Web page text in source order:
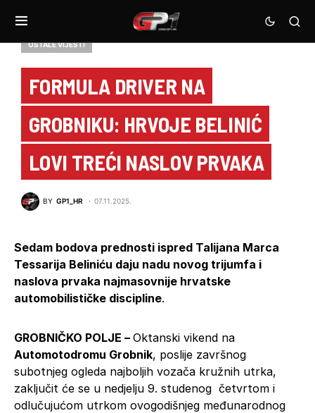
OSTALE VIJESTI
FORMULA DRIVER NA
GROBNIKU: HRVOJE BELINIĆ
LOVI TREĆI NASLOV PRVAKA
BY GP1_HR 07.11.2025.
Sedam bodova prednosti ispred Talijana Marca
Tessarija Beliniću daju nadu novog trijumfa i
naslova prvaka najmasovnije hrvatske
automobilističke discipline.
GROBNIČKO POLJE – Oktanski vikend na
Automotodromu Grobnik, poslije završnog
subotnjeg ogleda najboljih vozača kružnih utrka,
zaključit će se u nedjelju 9. studenog četvrtom i
odlučujućom utrkom ovogodišnjeg međunarodnog